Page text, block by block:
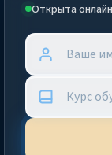
Открыта